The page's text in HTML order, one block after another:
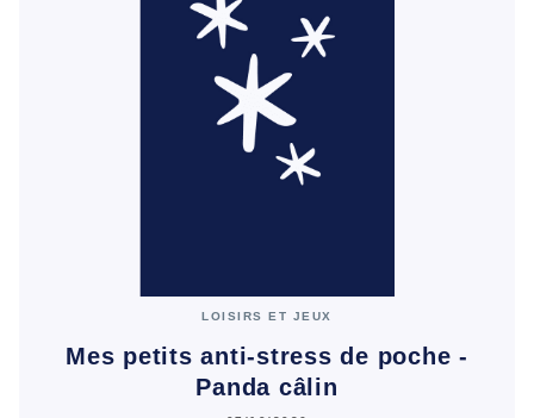
LOISIRS ET JEUX
Mes petits anti-stress de poche -
Panda câlin